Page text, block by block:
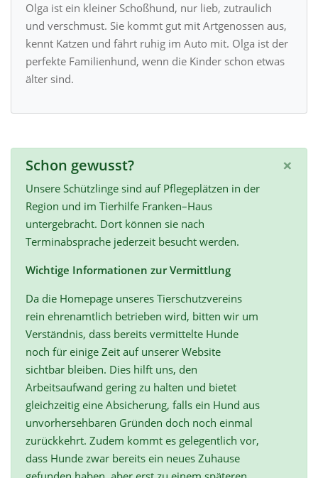
Olga ist ein kleiner Schoßhund, nur lieb, zutraulich
und verschmust. Sie kommt gut mit Artgenossen aus,
kennt Katzen und fährt ruhig im Auto mit. Olga ist der
perfekte Familienhund, wenn die Kinder schon etwas
älter sind.
×
Schon gewusst?
Unsere Schützlinge sind auf Pflegeplätzen in der
Region und im Tierhilfe Franken–Haus
untergebracht. Dort können sie nach
Terminabsprache jederzeit besucht werden.
Wichtige Informationen zur Vermittlung
Da die Homepage unseres Tierschutzvereins
rein ehrenamtlich betrieben wird, bitten wir um
Verständnis, dass bereits vermittelte Hunde
noch für einige Zeit auf unserer Website
sichtbar bleiben. Dies hilft uns, den
Arbeitsaufwand gering zu halten und bietet
gleichzeitig eine Absicherung, falls ein Hund aus
unvorhersehbaren Gründen doch noch einmal
zurückkehrt. Zudem kommt es gelegentlich vor,
dass Hunde zwar bereits ein neues Zuhause